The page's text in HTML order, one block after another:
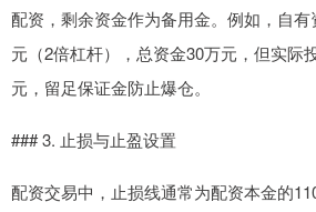
配资，剩余资金作为备用金。例如，自
元（2倍杠杆），总资金30万元，但实际
元，留足保证金防止爆仓。
### 3. 止损与止盈设置
配资交易中，止损线通常为配资本金的